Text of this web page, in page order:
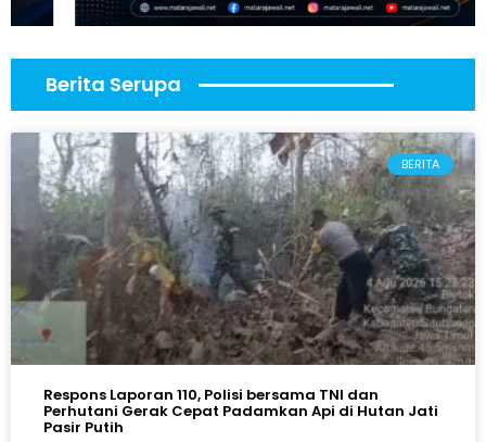
Berita Serupa
BERITA
Respons Laporan 110, Polisi bersama TNI dan
Perhutani Gerak Cepat Padamkan Api di Hutan Jati
Pasir Putih